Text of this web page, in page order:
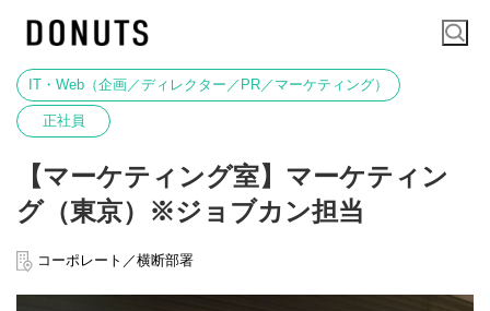
IT・Web（企画／ディレクター／PR／マーケティング）
正社員
【マーケティング室】マーケティン
グ（東京）※ジョブカン担当
コーポレート／横断部署